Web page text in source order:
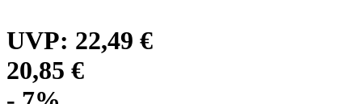
UVP: 22,49 €
20,85 €